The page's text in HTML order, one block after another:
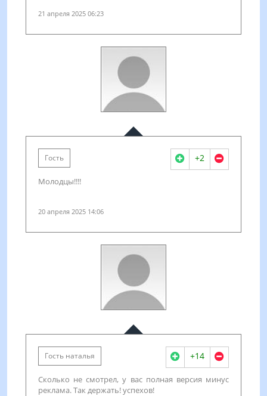
21 апреля 2025 06:23
Гость +2
Молодцы!!!!
20 апреля 2025 14:06
Гость наталья +14
Сколько не смотрел, у вас полная версия минус
реклама. Так держать! успехов!